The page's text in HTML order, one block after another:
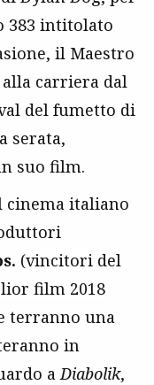
383 intitolato
il Maestro
carriera dal
del fumetto di
serata,
suo film.
cinema italiano
(vincitori del
film 2018
terranno una
in
aDiabolik,